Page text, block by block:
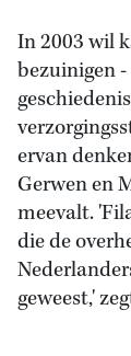
In 2003 wil
bezuinigen
ervan
Gerwen en
meevalt.
die de
geweest,'